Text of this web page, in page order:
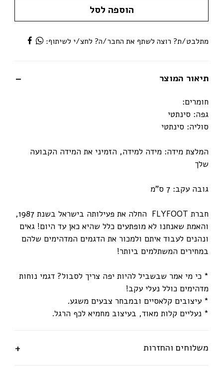
הוספה לסל
תיאור המוצר
חומרים:
גפה: סינתטי
סוליה: סינתטי
המלצת מידה: מידה למידה, הזמיני את המידה הקבועה
שלך
גובה עקב: 7 ס"מ
חברת FLYFOOT החלה את פעילותה בישראל בשנת 1987,
והאמת שאנחנו לא מופתעים כלל שהיא כאן עד היום! גאים
ונהנים לעבוד איתם ולמכור את הדגמים המדהימים שלהם
במחירים המשתלמים ביותר!
* כי מי אמר שבשביל להיות יפה צריך לסבול? דגמי נוחות
מדהימים כולל נעלי עקב!
* עיצובים קלאסיים ובמבחר צבעים משגע.
* נעליים קלות מאוד, בעיצוב מחמיא לכף הרגל.
משלוחים והחזרות
מתלבט/ת? רוצה לשתף את החבר/ה? לחצ/י לשיתוף: